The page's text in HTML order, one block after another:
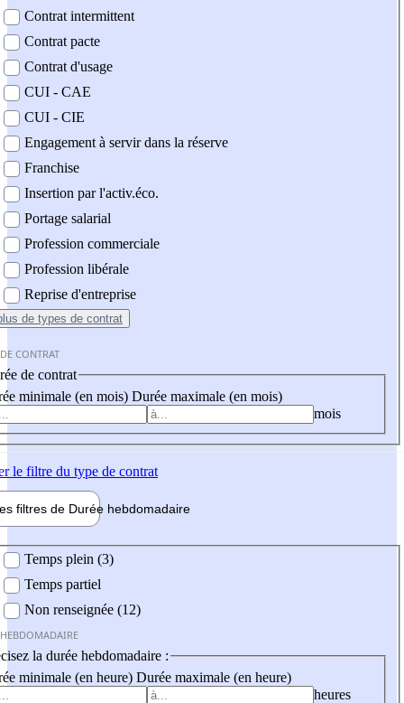
Contrat intermittent
Contrat pacte
Contrat d'usage
CUI - CAE
CUI - CIE
Engagement à servir dans la réserve
Franchise
Insertion par l'activ.éco.
Portage salarial
Profession commerciale
Profession libérale
Reprise d'entreprise
de types de contrat
CONTRAT
de contrat
minimale (en mois) Durée maximale (en mois)
mois
le filtre du type de contrat
filtres de Durée hebdomadaire
Temps plein (3)
Temps partiel
Non renseignée (12)
la durée hebdomadaire :
minimale (en heure) Durée maximale (en heure)
heures